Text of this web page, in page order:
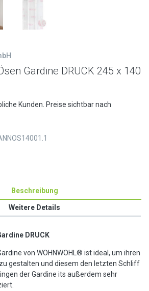
Gardine DRUCK 245 x 140
Kunden. Preise sichtbar nach
Beschreibung
Weitere Details
DRUCK
von WOHNWOHL® ist ideal, um ihren
gestalten und diesem den letzten Schliff
der Gardine its außerdem sehr